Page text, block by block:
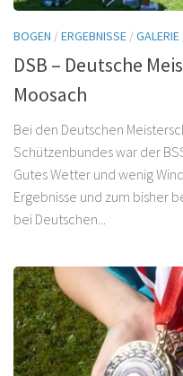
BOGEN /ERGEBNISSE /GALERIE
DSB – Deutsche
Moosach
Bei den Deutschen
Schützenbundes war der
Gutes Wetter und wenig
Ergebnisse und zum bisher
bei Deutschen...